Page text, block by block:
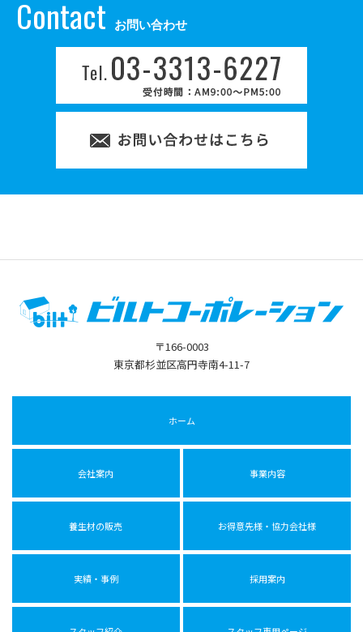
Contact お問い合わせ
〒166-0003
東京都杉並区高円寺南4-11-7
ホーム
会社案内 事業内容
養生材の販売 お得意先様・協力会社様
実績・事例 採用案内